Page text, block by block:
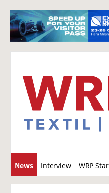
News Interview WRP Star